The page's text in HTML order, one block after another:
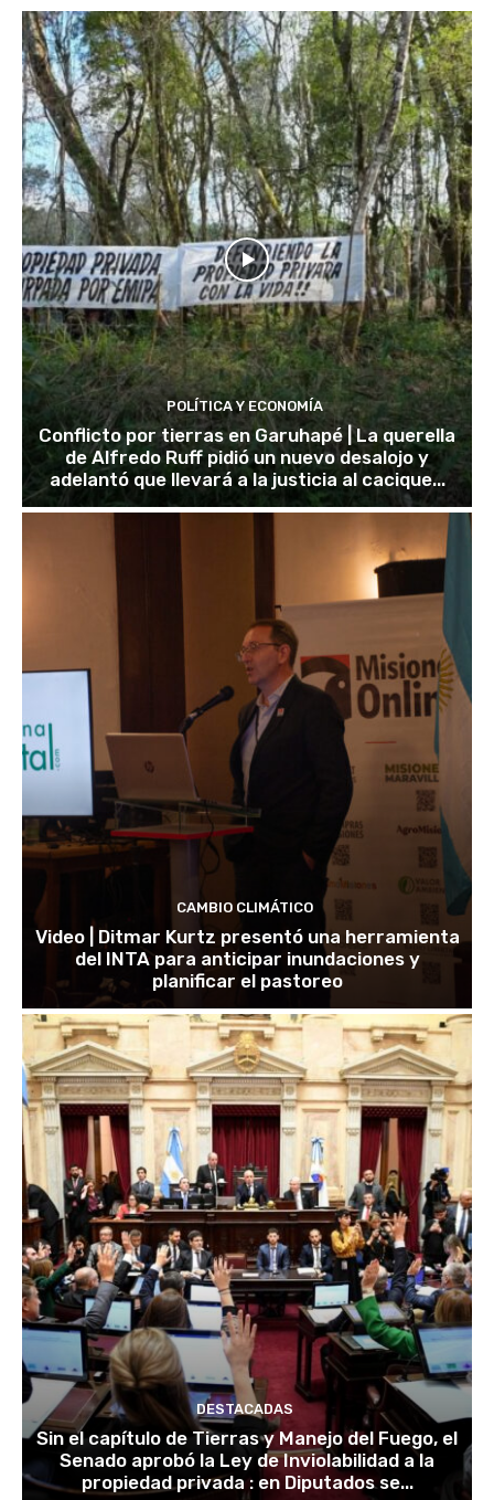
POLÍTICA Y ECONOMÍA
Conflicto por tierras en Garuhapé | La querella
de Alfredo Ruff pidió un nuevo desalojo y
adelantó que llevará a la justicia al cacique...
CAMBIO CLIMÁTICO
Video | Ditmar Kurtz presentó una herramienta
del INTA para anticipar inundaciones y
planificar el pastoreo
DESTACADAS
Sin el capítulo de Tierras y Manejo del Fuego, el
Senado aprobó la Ley de Inviolabilidad a la
propiedad privada : en Diputados se...